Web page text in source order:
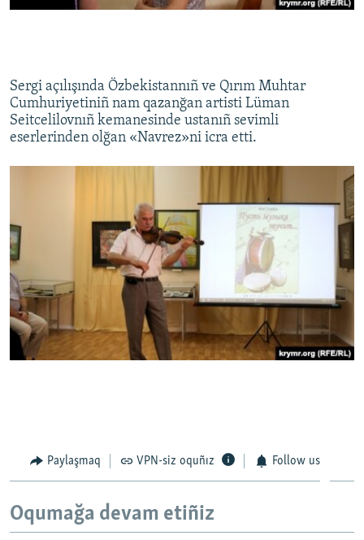
Sergi açılışında Özbekistannıñ ve Qırım Muhtar
Cumhuriyetiniñ nam qazanğan artisti Lüman
Seitcelilovnıñ kemanesinde ustanıñ sevimli
eserlerinden olğan «Navrez»ni icra etti.
Paylaşmaq VPN-siz oquñız Follow us
Oqumağa devam etiñiz